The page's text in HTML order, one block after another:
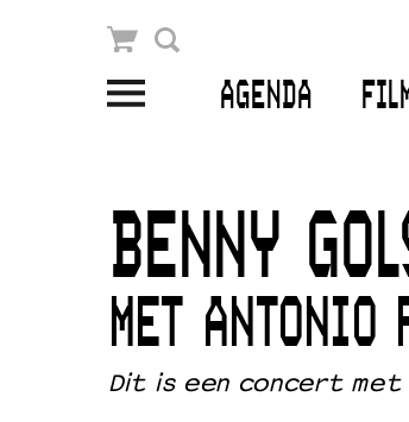
AGENDA FILM
Winkelmandje
Openingstijden &
Bereikbaarheid
Kaartverkoop
EDUCATIE
BENNY
MET ANTONIO
Dit is een concert